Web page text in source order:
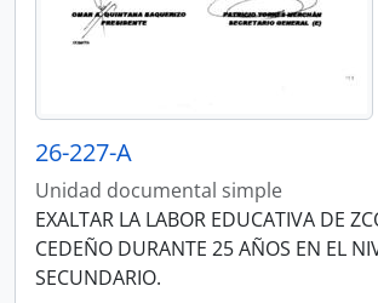
26-227-A
Unidad documental simple
EXALTAR LA LABOR EDUCATIVA DE
CEDEÑO DURANTE 25 AÑOS EN EL
SECUNDARIO.